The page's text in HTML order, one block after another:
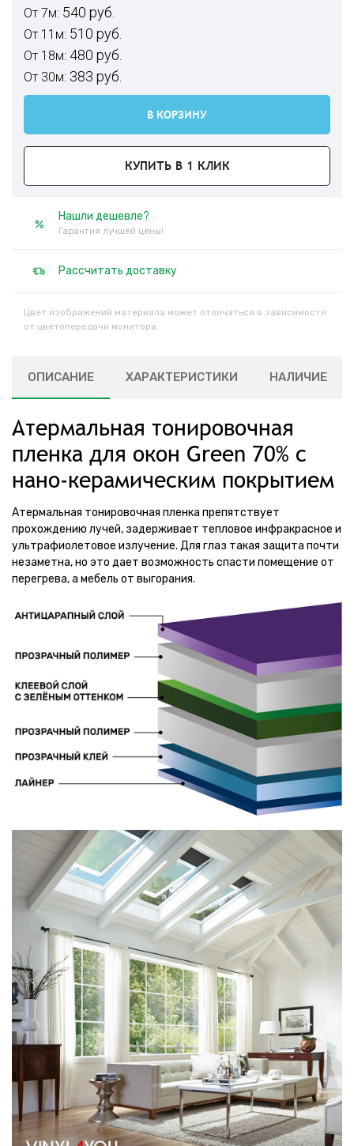
От 7м: 540 руб.
От 11м: 510 руб.
От 18м: 480 руб.
От 30м: 383 руб.
В КОРЗИНУ
КУПИТЬ В 1 КЛИК
Нашли дешевле?
Гарантия лучшей цены!
Рассчитать доставку
Цвет изображений материала может отличаться в зависимости
от цветопередачи монитора.
ОПИСАНИЕ ХАРАКТЕРИСТИКИ НАЛИЧИЕ
Атермальная тонировочная
пленка для окон Green 70% с
нано-керамическим покрытием
Атермальная тонировочная пленка препятствует
прохождению лучей, задерживает тепловое инфракрасное и
ультрафиолетовое излучение. Для глаз такая защита почти
незаметна, но это дает возможность спасти помещение от
перегрева, а мебель от выгорания.